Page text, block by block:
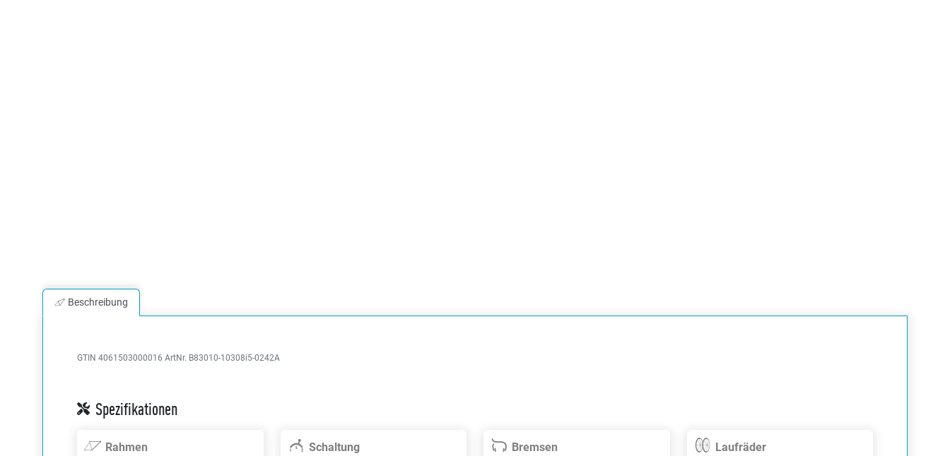
Beschreibung
GTIN 4061503000016 ArtNr. B83010-10308i5-0242A
Spezifikationen
Rahmen Schaltung Bremsen Laufräder